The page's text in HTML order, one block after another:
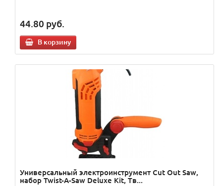
44.80 руб.
В корзину
Универсальный электроинструмент Сut Out Saw,
набор Twist-A-Saw Deluxe Kit, Tв...